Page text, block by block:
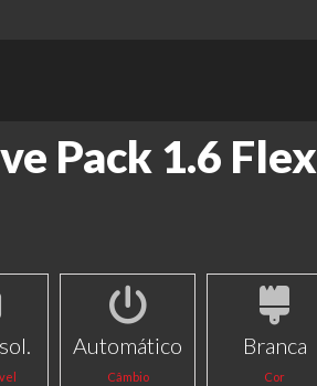
Pack 1.6
Automático
Câmbio
Branca
Cor